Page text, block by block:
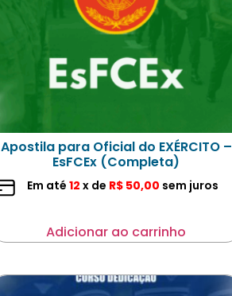
Apostila para Oficial do EXÉRCITO –
EsFCEx (Completa)
Em até 12 x de R$ 50,00 sem juros
Adicionar ao carrinho